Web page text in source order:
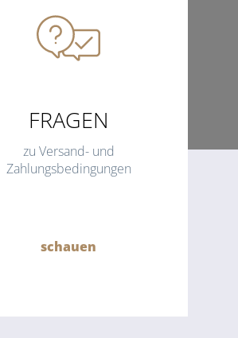
FRAGEN
zu Versand- und
Zahlungsbedingungen
schauen